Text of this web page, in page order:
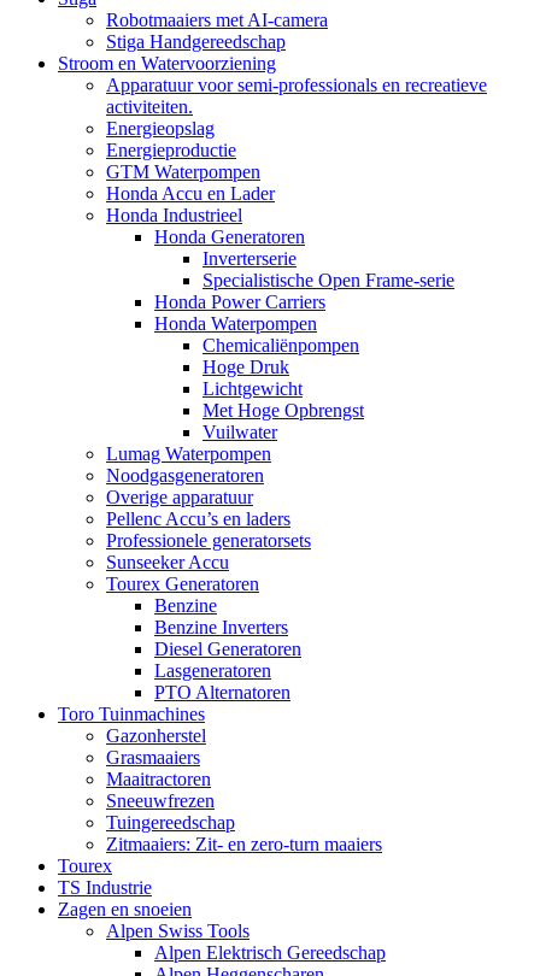
Robotmaaiers met AI-camera
Stiga Handgereedschap
Stroom en Watervoorziening
Apparatuur voor semi-professionals en recreatieve
activiteiten.
Energieopslag
Energieproductie
GTM Waterpompen
Honda Accu en Lader
Honda Industrieel
Honda Generatoren
Inverterserie
Specialistische Open Frame-serie
Honda Power Carriers
Honda Waterpompen
Chemicaliënpompen
Hoge Druk
Lichtgewicht
Met Hoge Opbrengst
Vuilwater
Lumag Waterpompen
Noodgasgeneratoren
Overige apparatuur
Pellenc Accu’s en laders
Professionele generatorsets
Sunseeker Accu
Tourex Generatoren
Benzine
Benzine Inverters
Diesel Generatoren
Lasgeneratoren
PTO Alternatoren
Toro Tuinmachines
Gazonherstel
Grasmaaiers
Maaitractoren
Sneeuwfrezen
Tuingereedschap
Zitmaaiers: Zit- en zero-turn maaiers
Tourex
TS Industrie
Zagen en snoeien
Alpen Swiss Tools
Alpen Elektrisch Gereedschap